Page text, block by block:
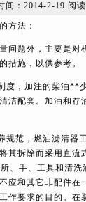
间：2014-2-19 阅读
方法：
问题外，主要是
措施，以供参考。
，加注的柴油**
洁配套。加油和
范，燃油滤清器
其拆除而采用直
、手、工具和清洗
应和其它非配件
作要求的目的。